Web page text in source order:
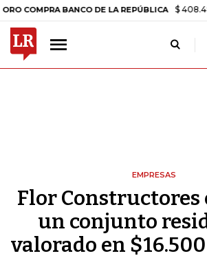
BANCO DE LA REPÚBLICA $ 408.498,97
EMPRESAS
Flor Constructores
un conjunto
valorado en